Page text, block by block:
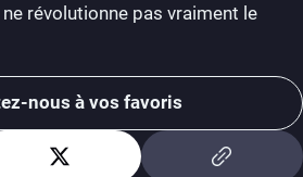
révolutionne pas vraiment le
nous à vos favoris